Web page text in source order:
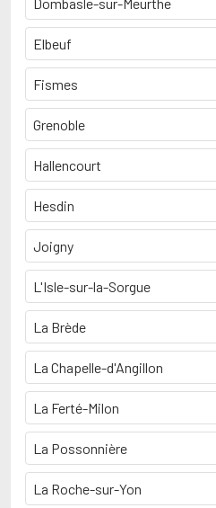
Elbeuf
Fismes
Grenoble
Hallencourt
Hesdin
Joigny
L'Isle-sur-la-Sorgue
La Brède
La Chapelle-d'Angillon
La Ferté-Milon
La Possonnière
La Roche-sur-Yon